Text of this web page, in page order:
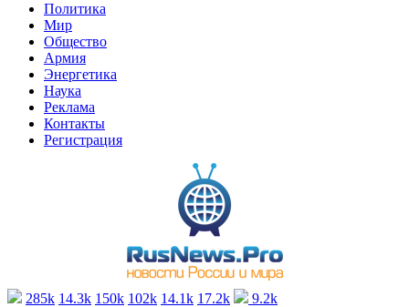
Политика
Мир
Общество
Армия
Энергетика
Наука
Реклама
Контакты
Регистрация
285k 14.3k 150k 102k 14.1k 17.2k 9.2k